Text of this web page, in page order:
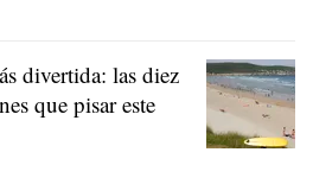
divertida: las diez
que pisar este